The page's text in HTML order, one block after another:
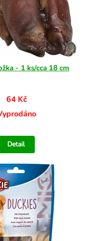
- 1 ks/cca 18 cm
64 Kč
Detail